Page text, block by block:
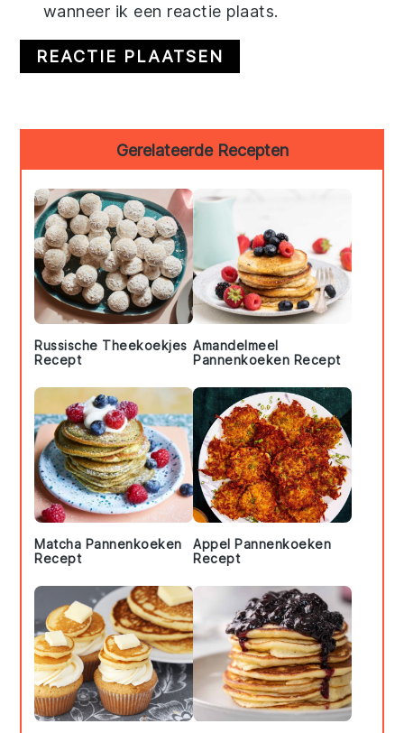
wanneer ik een reactie plaats.
Sidebar
Gerelateerde Recepten
Russische Theekoekjes
Recept
Amandelmeel
Pannenkoeken Recept
Matcha Pannenkoeken
Recept
Appel Pannenkoeken
Recept